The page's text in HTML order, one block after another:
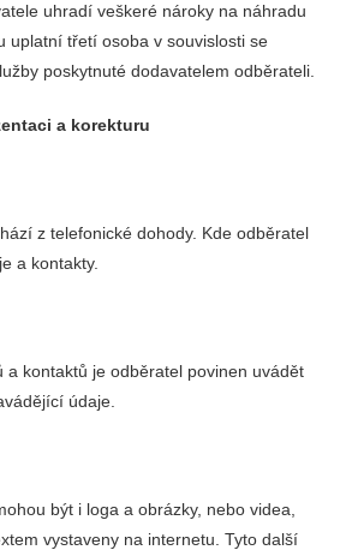
uhradí veškeré nároky na náhradu
uplatní třetí osoba v souvislosti se
poskytnuté dodavatelem odběrateli.
a korekturu
z telefonické dohody. Kde odběratel
a kontakty.
a kontaktů je odběratel povinen uvádět
údaje.
být i loga a obrázky, nebo videa,
vystaveny na internetu. Tyto další